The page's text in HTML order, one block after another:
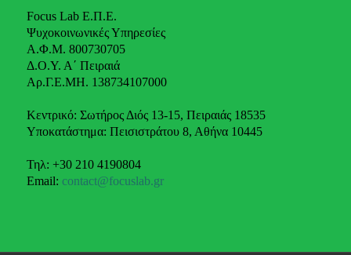
Focus Lab Ε.Π.Ε.
Ψυχοκοινωνικές Υπηρεσίες
Α.Φ.Μ. 800730705
Δ.Ο.Υ. Α΄ Πειραιά
Αρ.Γ.Ε.ΜΗ. 138734107000
Κεντρικό: Σωτήρος Διός 13-15, Πειραιάς 18535
Υποκατάστημα: Πεισιστράτου 8, Αθήνα 10445
Τηλ: +30 210 4190804
Email: contact@focuslab.gr